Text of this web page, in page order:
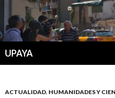
UPAYA
ACTUALIDAD, HUMANIDADES Y